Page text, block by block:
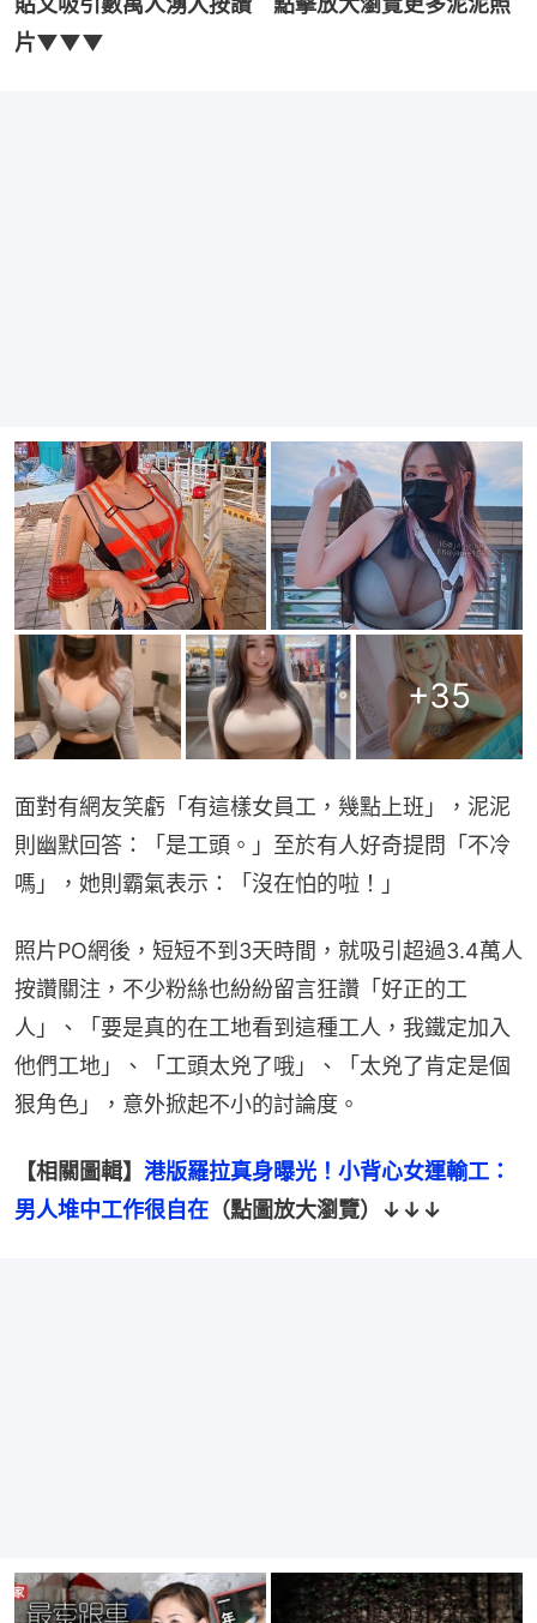
片▼▼▼
+35
面對有網友笑虧「有這樣女員工，幾點上班」，泥泥
則幽默回答：「是工頭。」至於有人好奇提問「不冷
嗎」，她則霸氣表示：「沒在怕的啦！」
照片PO網後，短短不到3天時間，就吸引超過3.4萬人
按讚關注，不少粉絲也紛紛留言狂讚「好正的工
人」、「要是真的在工地看到這種工人，我鐵定加入
他們工地」、「工頭太兇了哦」、「太兇了肯定是個
狠角色」，意外掀起不小的討論度。
【相關圖輯】 港版羅拉真身曝光！小背心女運輸工：
男人堆中工作很自在 （點圖放大瀏覽）↓↓↓